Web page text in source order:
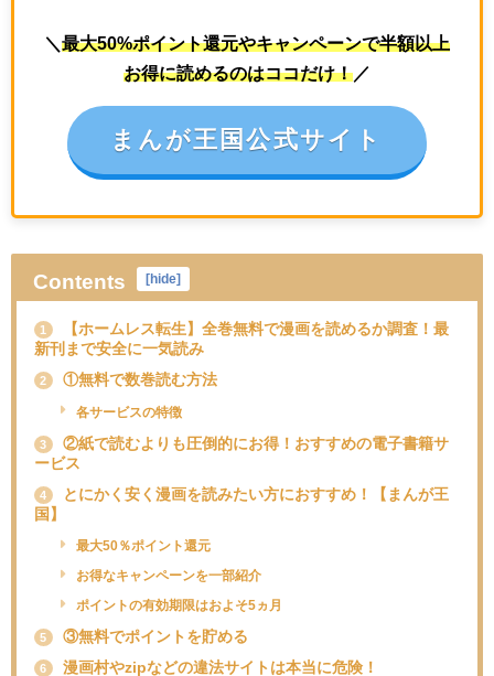
＼ 最大50%ポイント還元やキャンペーンで半額以上
お得に読めるのはココだけ！ ／
まんが王国公式サイト
Contents [hide]
1
【ホームレス転生】全巻無料で漫画を読めるか調査！最
新刊まで安全に一気読み
2 ①無料で数巻読む方法
各サービスの特徴
3
②紙で読むよりも圧倒的にお得！おすすめの電子書籍サ
ービス
4
とにかく安く漫画を読みたい方におすすめ！【まんが王
国】
最大50％ポイント還元
お得なキャンペーンを一部紹介
ポイントの有効期限はおよそ5ヵ月
5 ③無料でポイントを貯める
6 漫画村やzipなどの違法サイトは本当に危険！